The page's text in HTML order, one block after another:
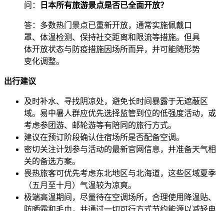
问： 日本所有旅游景点是否已全面开放？
答：多数热门景点已重新开放，通常实施佩戴口
罩、体温检测、保持社交距离和限流等措施。但具
体开放状态与防疫措施因场所而异，并可能随形势
变化调整。
出行建议
及时补水、寻找阴凉处，避免长时间暴露于无遮蔽区
域。易中暑人群应优先选择监管到位的低强度活动，或
考虑参团游、邮轮游等有陪同的旅行方式。
建议在预订阶段确认住宿场所是否配备空调。
密切关注计划参与活动的最新官网信息，并准备天气相
关的备选方案。
畏热旅客可优先考虑东北地区与北海道，这些区域夏季
（五月至十月）气温较为凉爽。
极端高温期间，尽量待在空调场所，合理使用降温贴、
防晒霜和毛巾，并通过一切可行方式节约能源以减轻电